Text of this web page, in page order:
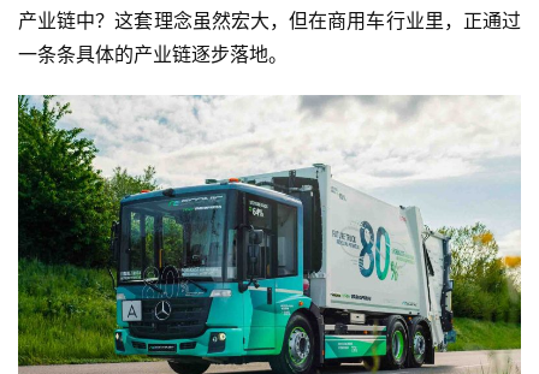
产业链中？这套理念虽然宏大，但在商用车行业里，正通过
一条条具体的产业链逐步落地。